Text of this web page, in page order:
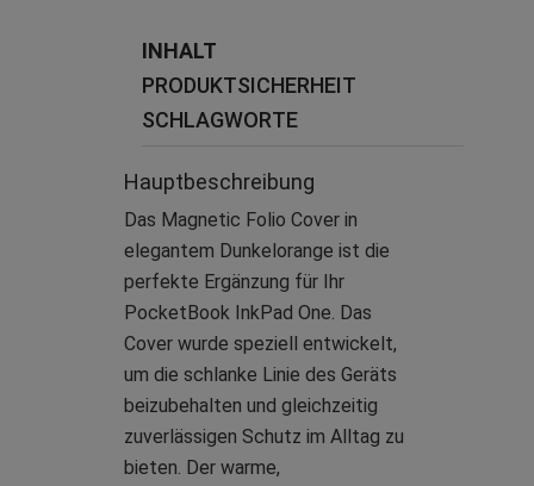
INHALT
PRODUKTSICHERHEIT
SCHLAGWORTE
Hauptbeschreibung
Das Magnetic Folio Cover in
elegantem Dunkelorange ist die
perfekte Ergänzung für Ihr
PocketBook InkPad One. Das
Cover wurde speziell entwickelt,
um die schlanke Linie des Geräts
beizubehalten und gleichzeitig
zuverlässigen Schutz im Alltag zu
bieten. Der warme,